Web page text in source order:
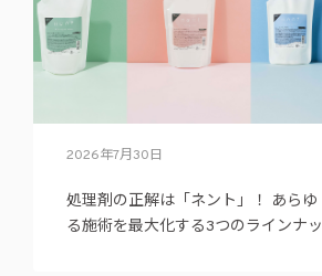
2026年7月30日
処理剤の正解は「ネント」！ あらゆ
る施術を最大化する3つのラインナッ